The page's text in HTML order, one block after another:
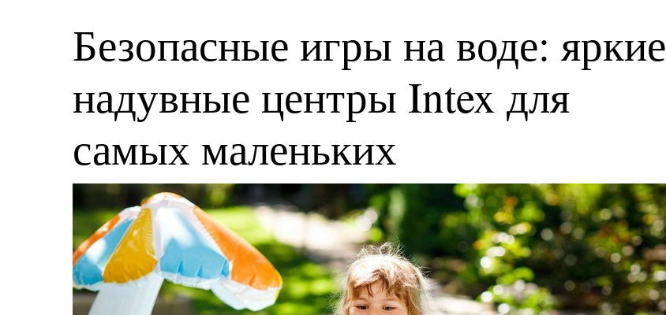
Безопасные игры на воде: яркие
надувные центры Intex для
самых маленьких